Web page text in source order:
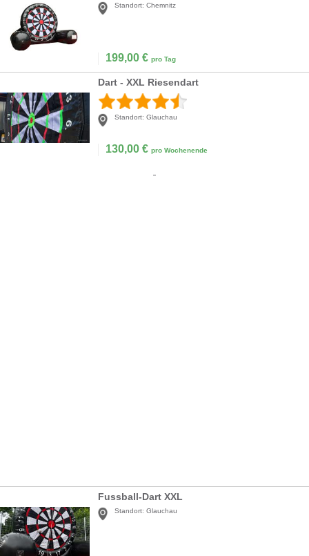
Standort: Chemnitz
199,00 € pro Tag
Dart - XXL Riesendart
Standort: Glauchau
130,00 € pro Wochenende
Fussball-Dart XXL
Standort: Glauchau